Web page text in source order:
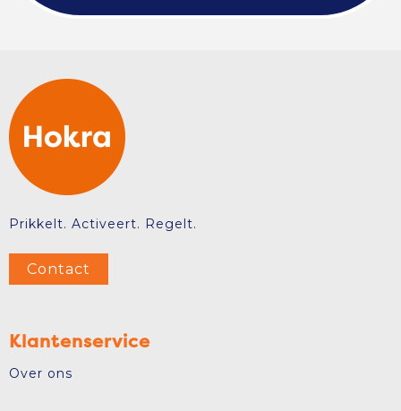
Prikkelt. Activeert. Regelt.
Contact
Klantenservice
Over ons